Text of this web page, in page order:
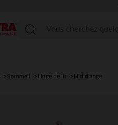
Sommeil Linge de lit Nid d'ange